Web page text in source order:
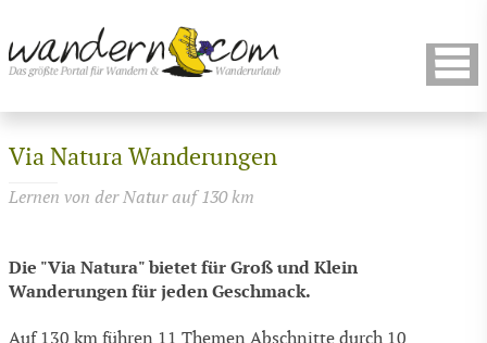
Via Natura Wanderungen
Lernen von der Natur auf 130 km
Die "Via Natura" bietet für Groß und Klein
Wanderungen für jeden Geschmack.